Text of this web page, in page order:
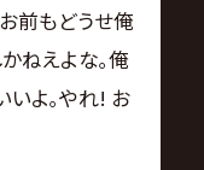
ッチもあるし
るから｡そこ
しといたらい